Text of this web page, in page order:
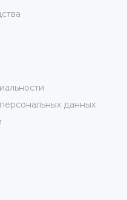
данных